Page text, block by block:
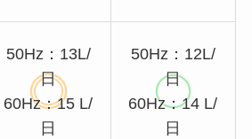
50Hz：13L/
日
60Hz：15 L/
日
50Hz：12L/
日
60Hz：14 L/
日